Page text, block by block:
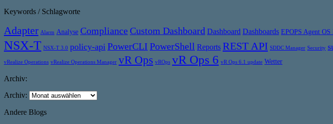
Keywords / Schlagworte
Adapter Alarm Analyse Compliance Custom Dashboard Dashboard Dashboards EPOPS Agent
NSX-T NSX-T 3.0 policy-api PowerCLI PowerShell Reports REST API SDDC Manager Security
vRealize Operations vRealize Operations Manager vR Ops vROps vR Ops 6 vR Ops 6.1 update Wetter
Archiv:
Archiv:
Andere Blogs